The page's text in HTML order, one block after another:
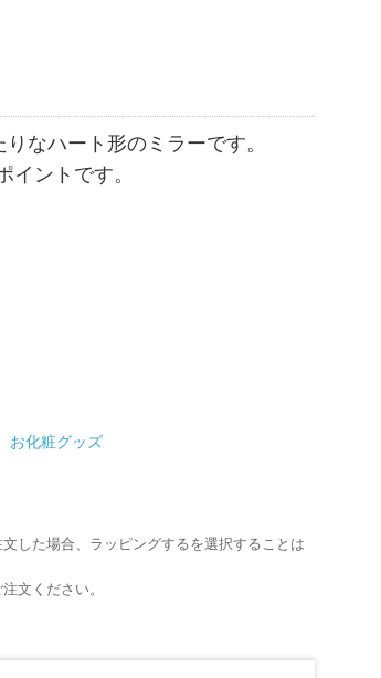
なハート形のミラーです。
ントです。
お化粧グッズ
した場合、ラッピングするを選択することは
文ください。